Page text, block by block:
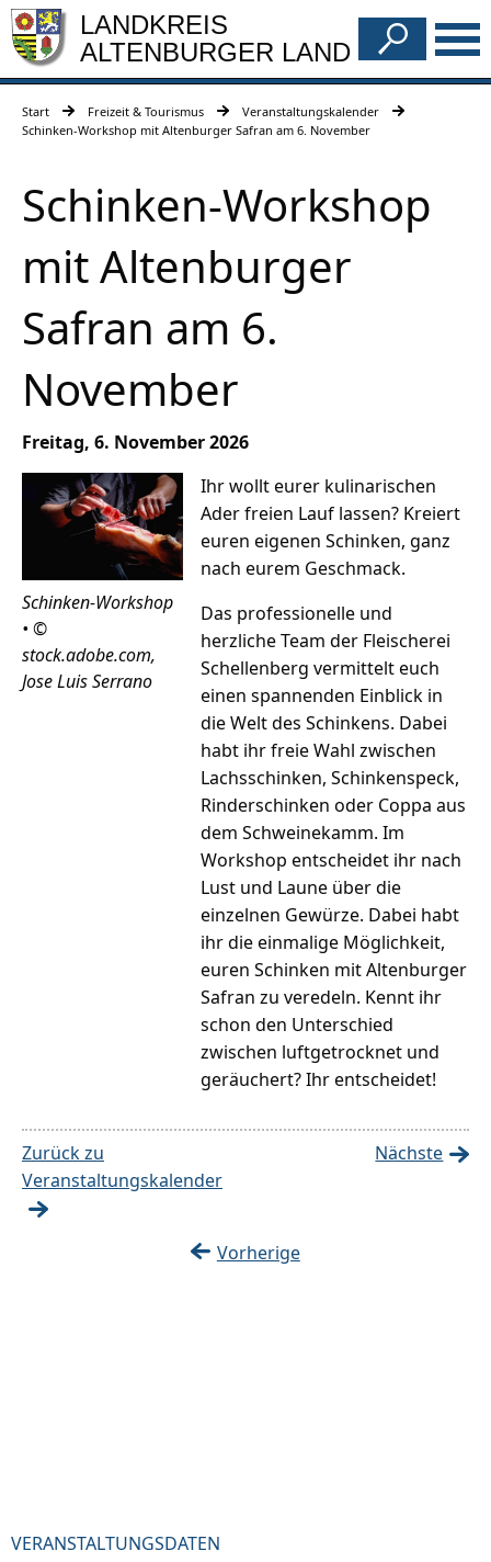
LANDKREIS
ALTENBURGER LAND
Start Freizeit & Tourismus
Veranstaltungskalender
Schinken-Workshop mit Altenburger Safran am 6. November
Schinken-Workshop
mit Altenburger
Safran am 6.
November
Freitag, 6. November 2026
Schinken-Workshop
• ©
stock.adobe.com,
Jose Luis Serrano
Ihr wollt eurer kulinarischen
Ader freien Lauf lassen? Kreiert
euren eigenen Schinken, ganz
nach eurem Geschmack.
Das professionelle und
herzliche Team der Fleischerei
Schellenberg vermittelt euch
einen spannenden Einblick in
die Welt des Schinkens. Dabei
habt ihr freie Wahl zwischen
Lachsschinken, Schinkenspeck,
Rinderschinken oder Coppa aus
dem Schweinekamm. Im
Workshop entscheidet ihr nach
Lust und Laune über die
einzelnen Gewürze. Dabei habt
ihr die einmalige Möglichkeit,
euren Schinken mit Altenburger
Safran zu veredeln. Kennt ihr
schon den Unterschied
zwischen luftgetrocknet und
geräuchert? Ihr entscheidet!
Vorherige
Zurück zu
Veranstaltungskalender
Nächste
VERANSTALTUNGSDATEN